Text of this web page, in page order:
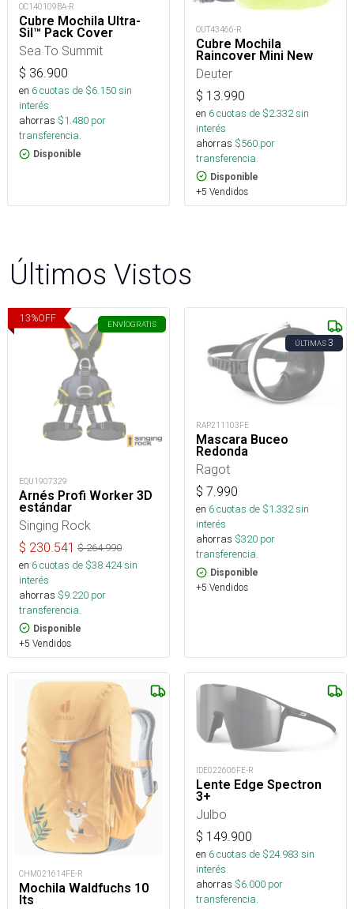
OC140109BA-R
Cubre Mochila Ultra-
Sil™ Pack Cover
Sea To Summit
$ 36.900
en 6cuotas de $6.150sin
interés
ahorras $1.480 por
transferencia.
Disponible
OUT43466-R
Cubre Mochila
Raincover Mini New
Deuter
$ 13.990
en 6cuotas de $2.332sin
interés
ahorras $560 por
transferencia.
Disponible
+5 Vendidos
Últimos Vistos
13%OFF
ENVÍOGRATIS
EQU1907329
Arnés Profi Worker 3D
estándar
Singing Rock
$ 230.541 $264.990
en 6cuotas de $38.424sin
interés
ahorras $9.220 por
transferencia.
Disponible
+5 Vendidos
ÚLTIMAS3
RAP211103FE
Mascara Buceo
Redonda
Ragot
$ 7.990
en 6cuotas de $1.332sin
interés
ahorras $320 por
transferencia.
Disponible
+5 Vendidos
CHM021614FE-R
Mochila Waldfuchs 10
lts
IDE022606FE-R
Lente Edge Spectron
3+
Julbo
$ 149.900
en 6cuotas de $24.983 sin
interés
ahorras $6.000 por
transferencia.